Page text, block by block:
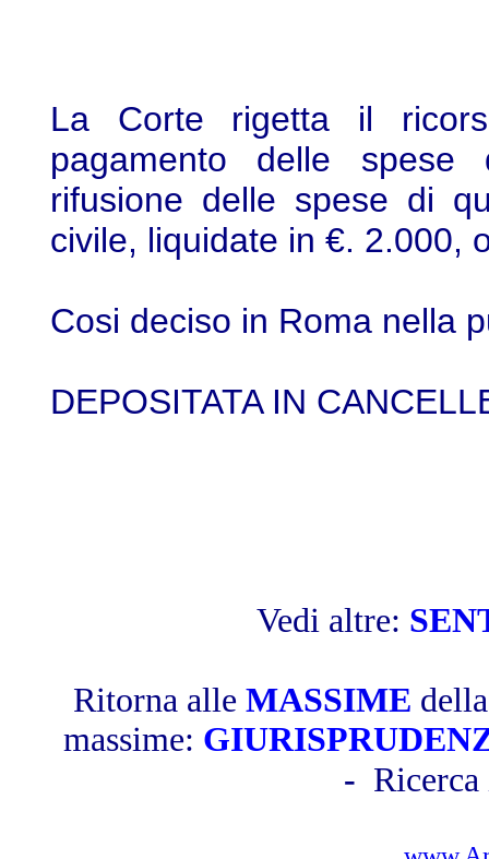
La Corte rigetta il
pagamento delle spese
rifusione delle spese di
civile, liquidate in €. 2.000,
Cosi deciso in Roma nella
DEPOSITATA IN
Vedi altre:
Ritorna alle MASSIME
massime:
-